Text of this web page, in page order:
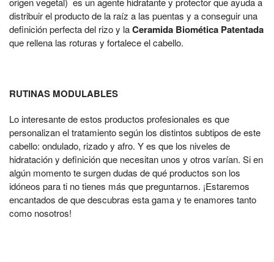
distribuir el producto de la raíz a las puentas y a conseguir una
definición perfecta del rizo y laCeramida Biomética Patentada
que rellena las roturas y fortalece el cabello.
RUTINAS MODULABLES
Lo interesante de estos productos profesionales es que
personalizan el tratamiento según los distintos subtipos de este
cabello: ondulado, rizado y afro. Y es que los niveles de
hidratación y definición que necesitan unos y otros varían. Si en
algún momento te surgen dudas de qué productos son los
idóneos para ti no tienes más que preguntarnos. ¡Estaremos
encantados de que descubras esta gama y te enamores tanto
como nosotros!